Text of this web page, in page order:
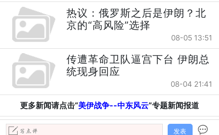
热议：俄罗斯之后是伊朗？北
京的“高风险”选择
08-05 13:51
传遭革命卫队逼宫下台 伊朗总
统现身回应
08-04 21:41
更多新闻请点击“美伊战争--中东风云”专题新闻报道
发表